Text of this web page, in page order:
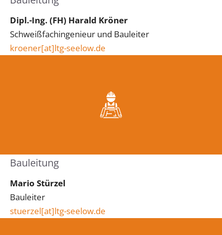
Dipl.-Ing. (FH) Harald Kröner
Schweißfachingenieur und Bauleiter
kroener[at]ltg-seelow.de
Bauleitung
Mario Stürzel
Bauleiter
stuerzel[at]ltg-seelow.de